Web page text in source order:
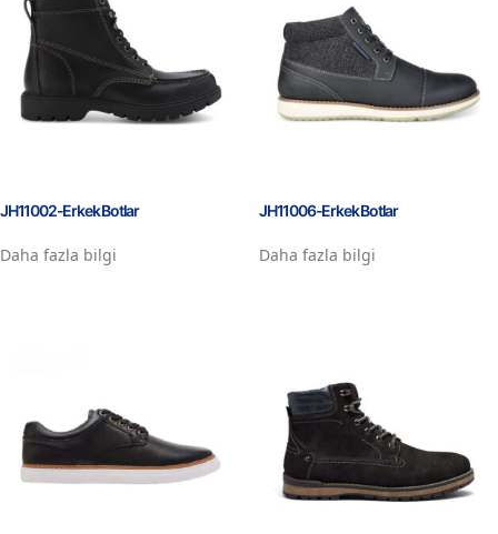
JH11002-Erkek Botlar
Daha fazla bilgi
JH11006-Erkek Botlar
Daha fazla bilgi